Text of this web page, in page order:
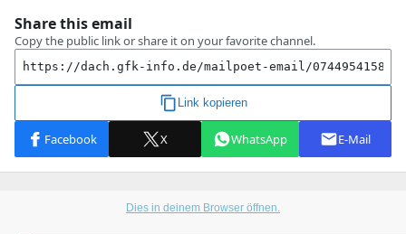
Dies in deinem Browser öffnen.